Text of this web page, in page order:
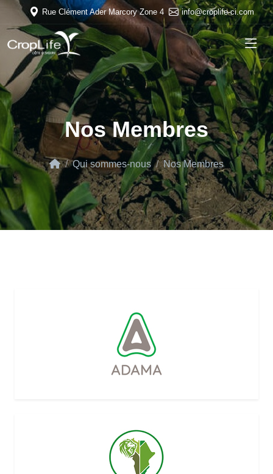
Rue Clément Ader Marcory Zone 4 info@croplife-ci.com
Nos Membres
Qui sommes-nous Nos Membres